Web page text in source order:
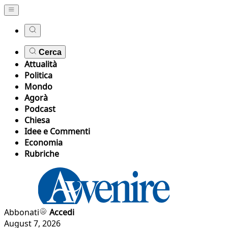
Cerca
Attualità
Politica
Mondo
Agorà
Podcast
Chiesa
Idee e Commenti
Economia
Rubriche
Abbonati
Accedi
August 7, 2026